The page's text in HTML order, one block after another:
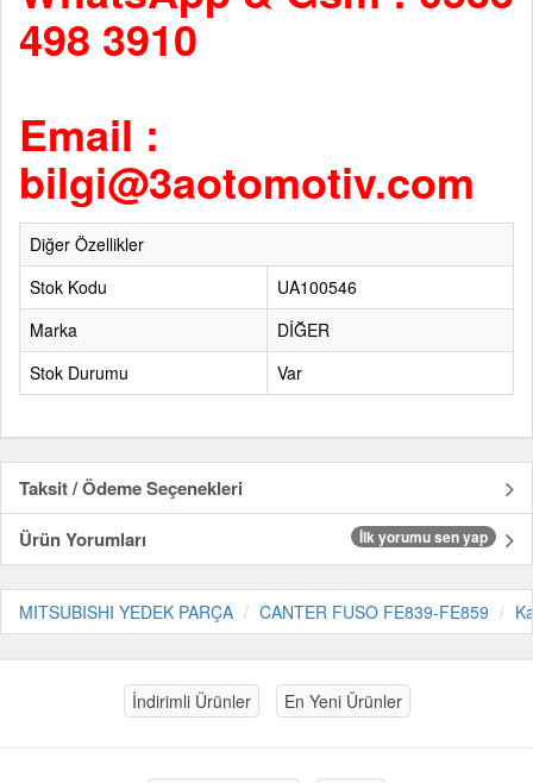
498 3910
Email :
bilgi@3aotomotiv.com
Diğer Özellikler
Stok Kodu
UA100546
Marka
DİĞER
Stok Durumu
Var
Taksit / Ödeme Seçenekleri
Ürün Yorumları
İlk yorumu sen yap
MITSUBISHI YEDEK PARÇA CANTER FUSO FE839-FE859
İndirimli Ürünler En Yeni Ürünler